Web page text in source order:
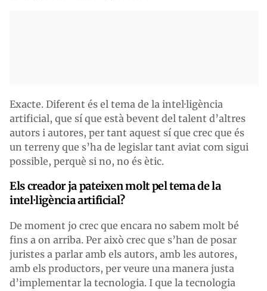
Exacte. Diferent és el tema de la intel·ligència
artificial, que sí que està bevent del talent d’altres
autors i autores, per tant aquest sí que crec que és
un terreny que s’ha de legislar tant aviat com sigui
possible, perquè si no, no és ètic.
Els creador ja pateixen molt pel tema de la
intel·ligència artificial?
De moment jo crec que encara no sabem molt bé
fins a on arriba. Per això crec que s’han de posar
juristes a parlar amb els autors, amb les autores,
amb els productors, per veure una manera justa
d’implementar la tecnologia. I que la tecnologia